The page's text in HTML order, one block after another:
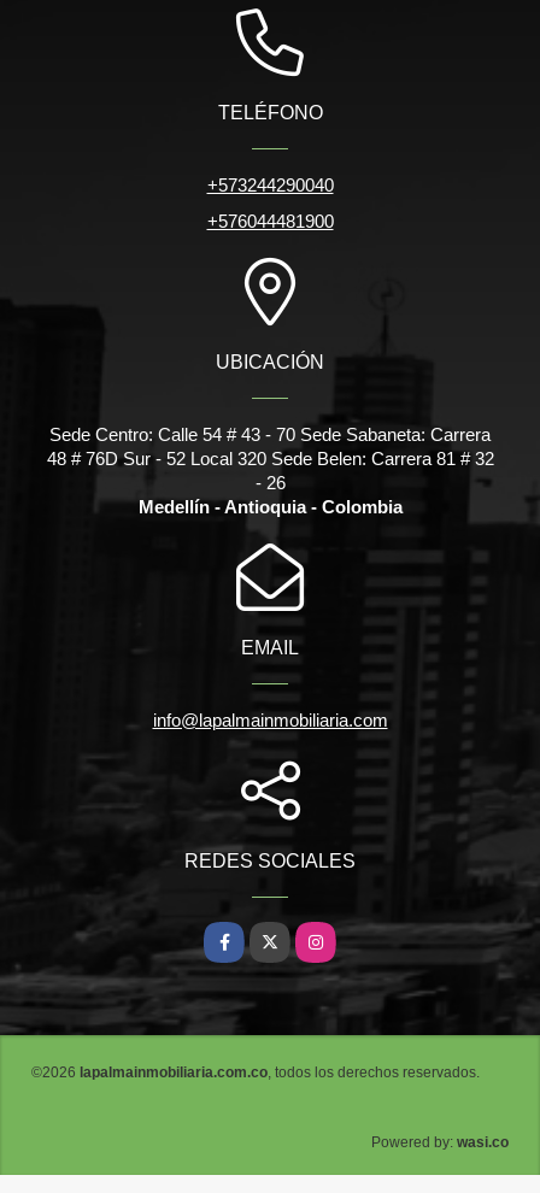
TELÉFONO
+573244290040
+576044481900
UBICACIÓN
Sede Centro: Calle 54 # 43 - 70 Sede Sabaneta: Carrera
48 # 76D Sur - 52 Local 320 Sede Belen: Carrera 81 # 32
- 26
Medellín - Antioquia - Colombia
EMAIL
info@lapalmainmobiliaria.com
REDES SOCIALES
Facebook
X Instagram
©2026 lapalmainmobiliaria.com.co, todos los derechos reservados.
Powered by: wasi.co